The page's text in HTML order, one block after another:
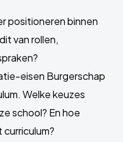
positioneren binnen
van rollen,
eisen Burgerschap
Welke keuzes
school? En hoe